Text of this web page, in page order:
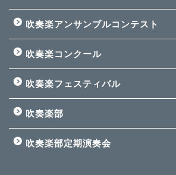
吹奏楽アンサンブルコンテスト
吹奏楽コンクール
吹奏楽フェスティバル
吹奏楽部
吹奏楽部定期演奏会